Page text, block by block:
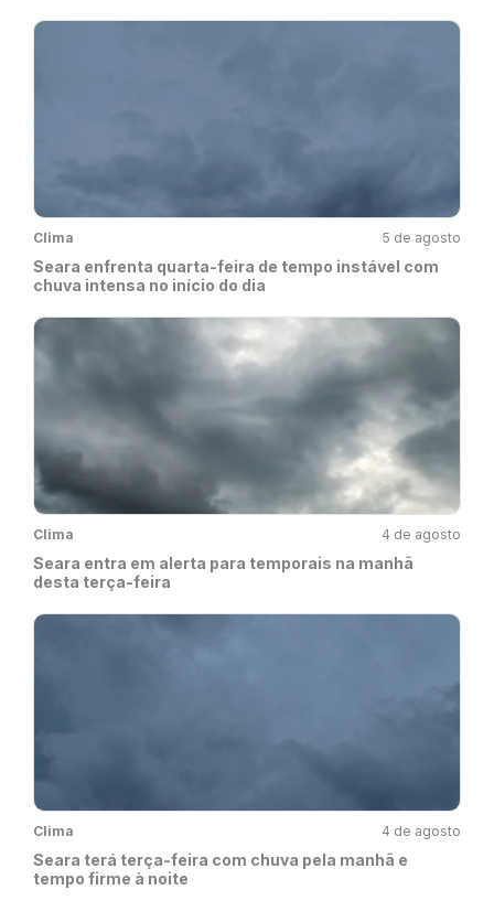
Clima 5 de agosto
Seara enfrenta quarta-feira de tempo instável com
chuva intensa no início do dia
Clima 4 de agosto
Seara entra em alerta para temporais na manhã
desta terça-feira
Clima 4 de agosto
Seara terá terça-feira com chuva pela manhã e
tempo firme à noite